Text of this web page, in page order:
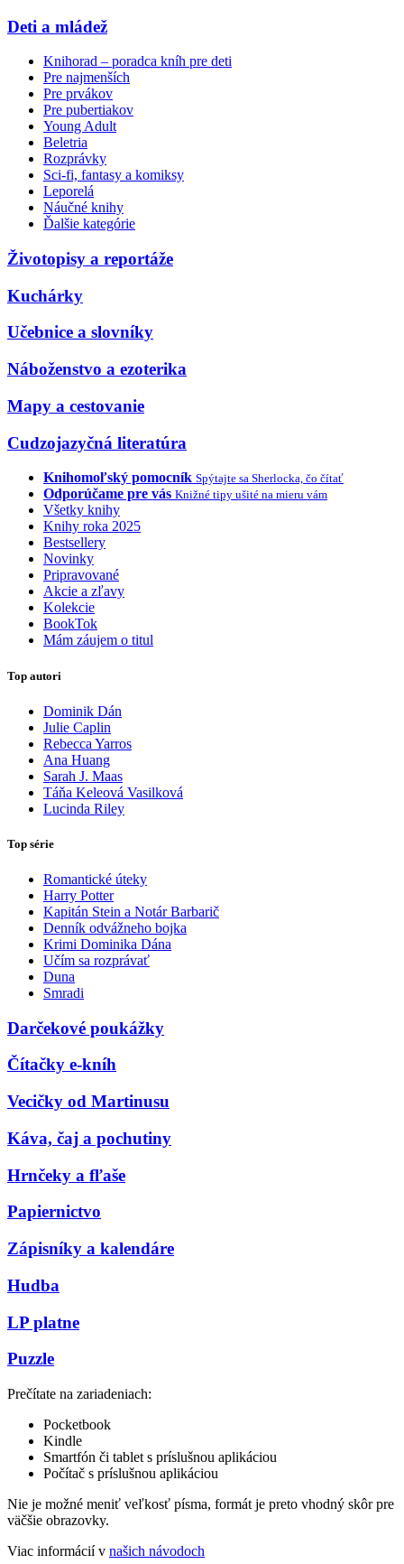
Deti a mládež
Knihorad – poradca kníh pre deti
Pre najmenších
Pre prvákov
Pre pubertiakov
Young Adult
Beletria
Rozprávky
Sci-fi, fantasy a komiksy
Leporelá
Náučné knihy
Ďalšie kategórie
Životopisy a reportáže
Kuchárky
Učebnice a slovníky
Náboženstvo a ezoterika
Mapy a cestovanie
Cudzojazyčná literatúra
Knihomoľský pomocník Spýtajte sa Sherlocka, čo čítať
Odporúčame pre vás Knižné tipy ušité na mieru vám
Všetky knihy
Knihy roka 2025
Bestsellery
Novinky
Pripravované
Akcie a zľavy
Kolekcie
BookTok
Mám záujem o titul
Top autori
Dominik Dán
Julie Caplin
Rebecca Yarros
Ana Huang
Sarah J. Maas
Táňa Keleová Vasilková
Lucinda Riley
Top série
Romantické úteky
Harry Potter
Kapitán Stein a Notár Barbarič
Denník odvážneho bojka
Krimi Dominika Dána
Učím sa rozprávať
Duna
Smradi
Darčekové poukážky
Čítačky e-kníh
Vecičky od Martinusu
Káva, čaj a pochutiny
Hrnčeky a fľaše
Papiernictvo
Zápisníky a kalendáre
Hudba
LP platne
Puzzle
Prečítate na zariadeniach:
Pocketbook
Kindle
Smartfón či tablet s príslušnou aplikáciou
Počítač s príslušnou aplikáciou
Nie je možné meniť veľkosť písma, formát je preto vhodný skôr pre
väčšie obrazovky.
Viac informácií v našich návodoch